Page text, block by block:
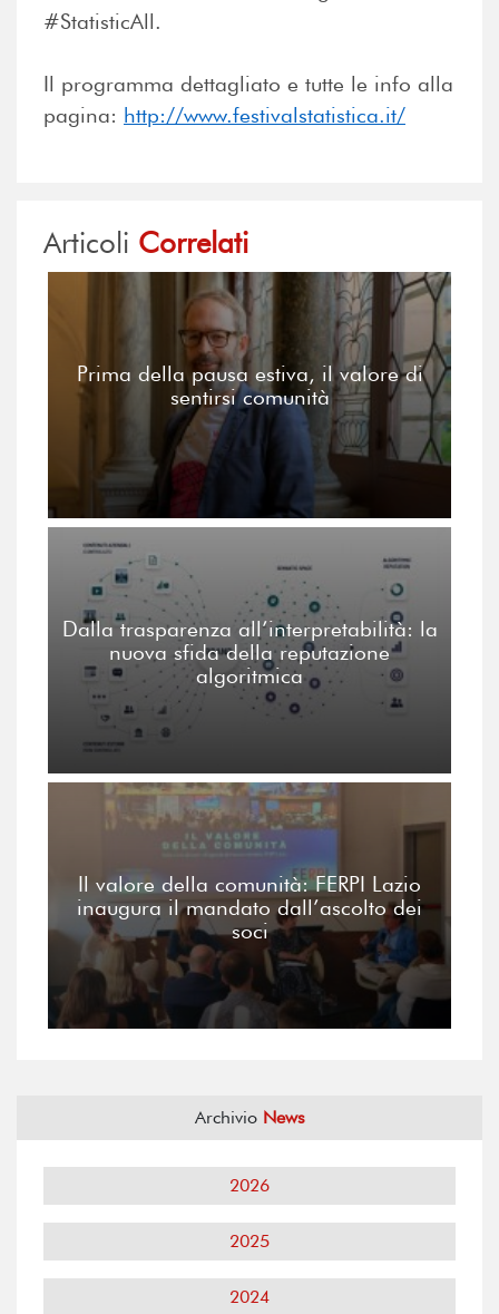
#StatisticAll.
Il programma dettagliato e tutte le info alla
pagina: http://www.festivalstatistica.it/
Articoli Correlati
Prima della pausa estiva, il valore di
sentirsi comunità
Dalla trasparenza all’interpretabilità: la
nuova sfida della reputazione
algoritmica
Il valore della comunità: FERPI Lazio
inaugura il mandato dall’ascolto dei
soci
Archivio News
2026
2025
2024